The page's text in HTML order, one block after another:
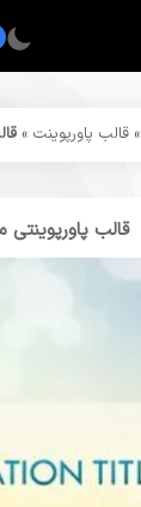
»قالب پاورپوینت »
قالب پاورپوینتی